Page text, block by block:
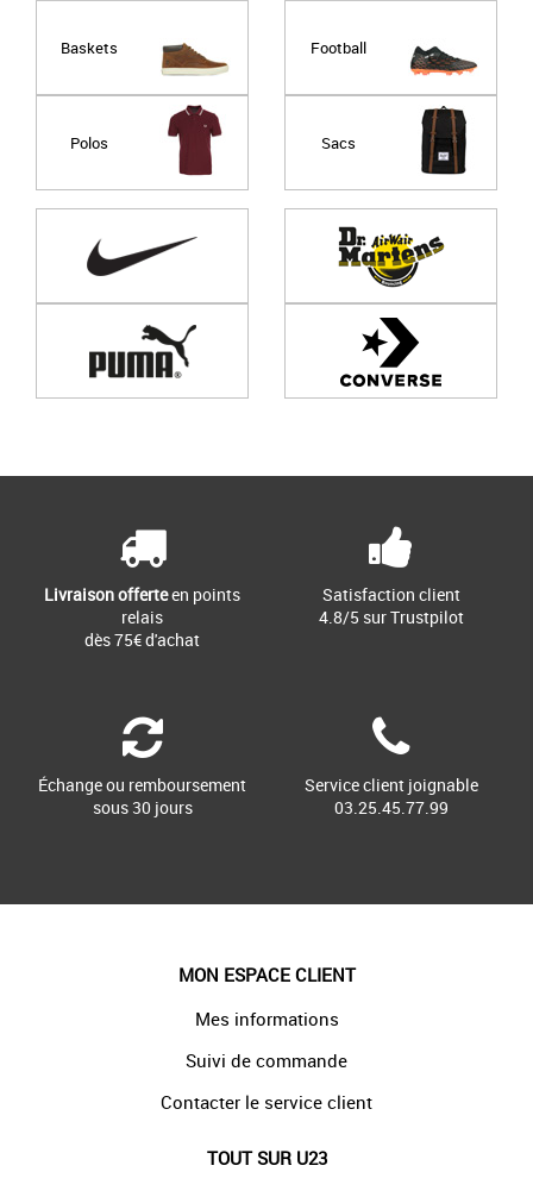
Baskets Football
Polos Sacs
Livraison offerteen points
relais
dès 75€ d'achat
Satisfaction client
4.8/5 sur Trustpilot
Échange ou remboursement
sous 30 jours
Service client joignable
03.25.45.77.99
MON ESPACE CLIENT
Mes informations
Suivi de commande
Contacter le service client
TOUT SUR U23